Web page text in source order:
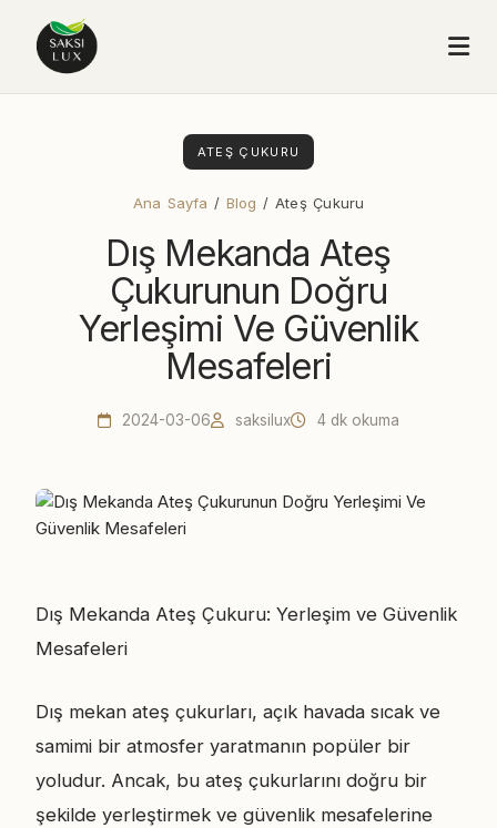
ATEŞ ÇUKURU
Ana Sayfa /Blog / Ateş Çukuru
Dış Mekanda Ateş
Çukurunun Doğru
Yerleşimi Ve Güvenlik
Mesafeleri
2024-03-06 saksilux 4 dk okuma
Dış Mekanda Ateş Çukuru: Yerleşim ve Güvenlik
Mesafeleri
Dış mekan ateş çukurları, açık havada sıcak ve
samimi bir atmosfer yaratmanın popüler bir
yoludur. Ancak, bu ateş çukurlarını doğru bir
şekilde yerleştirmek ve güvenlik mesafelerine